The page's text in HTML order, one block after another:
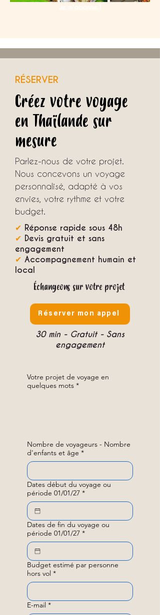
RÉSERVER
Créez votre voyage
en Thaïlande sur
mesure
Parlez-nous de votre projet.
Nous concevons un voyage
personnalisé, adapté à vos
envies, votre rythme et votre
budget.
✔ Réponse rapide sous 48h
✔ Devis gratuit et sans
engagement
✔ Accompagnement humain et
local
Échangeons sur votre projet
Réserver mon appel
30 min - Gratuit - Sans
engagement
Votre projet de voyage en
quelques mots *
Nombre de voyageurs - Nombre
d'enfants et âge *
Dates début du voyage ou
période 01/01/27 *
Dates de fin du voyage ou
période 01/01/27 *
Budget estimé par personne
hors vol *
E-mail *